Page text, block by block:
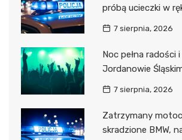
próbą ucieczki w
7 sierpnia, 2026
Noc pełna radości
Jordanowie
7 sierpnia, 2026
Zatrzymany
skradzione BMW,